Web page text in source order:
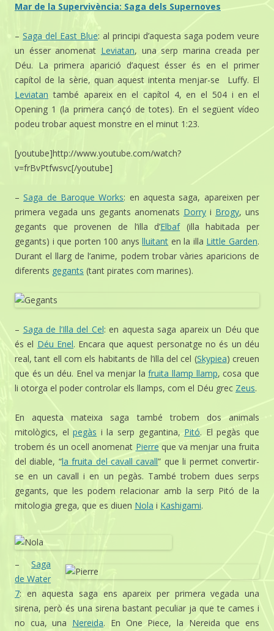
Mar de la Supervivència: Saga dels Supernoves
– Saga del East Blue: al principi d’aquesta saga podem veure
un ésser anomenat Leviatan, una serp marina creada per
Déu. La primera aparició d’aquest ésser és en el primer
capítol de la sèrie, quan aquest intenta menjar-se Luffy. El
Leviatan també apareix en el capítol 4, en el 504 i en el
Opening 1 (la primera cançó de totes). En el següent vídeo
podeu trobar aquest monstre en el minut 1:23.
[youtube]http://www.youtube.com/watch?
v=frBvPtfwsvc[/youtube]
–Saga de Baroque Works: en aquesta saga, apareixen per
primera vegada uns gegants anomenats Dorry i Brogy, uns
gegants que provenen de l’illa d’Elbaf(illa habitada per
gegants) i que porten 100 anyslluitant en la illa Little Garden.
Durant el llarg de l’anime, podem trobar vàries aparicions de
diferents gegants (tant pirates com marines).
– Saga de l’Illa del Cel: en aquesta saga apareix un Déu que
és el Déu Enel. Encara que aquest personatge no és un déu
real, tant ell com els habitants de l’illa del cel (Skypiea) creuen
que és un déu. Enel va menjar lafruita llamp llamp, cosa que
li otorga el poder controlar els llamps, com el Déu grec Zeus.
En aquesta mateixa saga també trobem dos animals
mitològics, elpegàs i la serp gegantina, Pitó. El pegàs que
trobem és un ocell anomenat Pierre que va menjar una fruita
del diable, “la fruita del cavall cavall” que li permet convertir-
se en un cavall i en un pegàs. També trobem dues serps
gegants, que les podem relacionar amb la serp Pitó de la
mitologia grega, que es diuen Nola i Kashigami.
– Saga
de Water
7: en aquesta saga ens apareix per primera vegada una
sirena, però és una sirena bastant peculiar ja que te cames i
no cua, una Nereida. En One Piece, la Nereida que ens